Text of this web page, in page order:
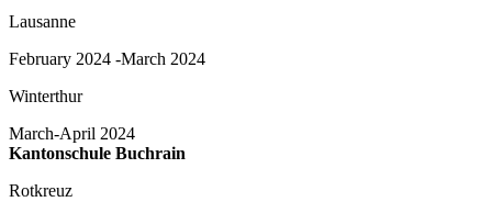
Lausanne
February 2024 -March 2024
Winterthur
March-April 2024
Kantonschule Buchrain
Rotkreuz